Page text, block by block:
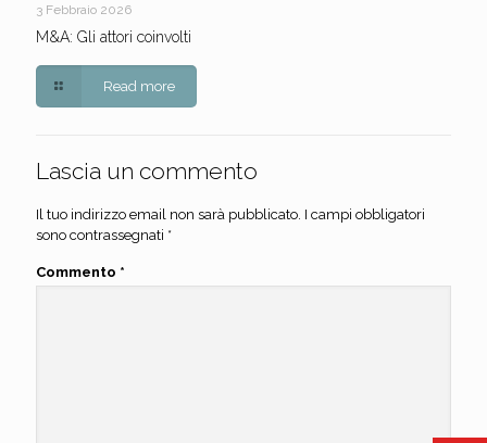
3 Febbraio 2026
M&A: Gli attori coinvolti
Read more
Lascia un commento
Il tuo indirizzo email non sarà pubblicato. I campi obbligatori
sono contrassegnati *
Commento *